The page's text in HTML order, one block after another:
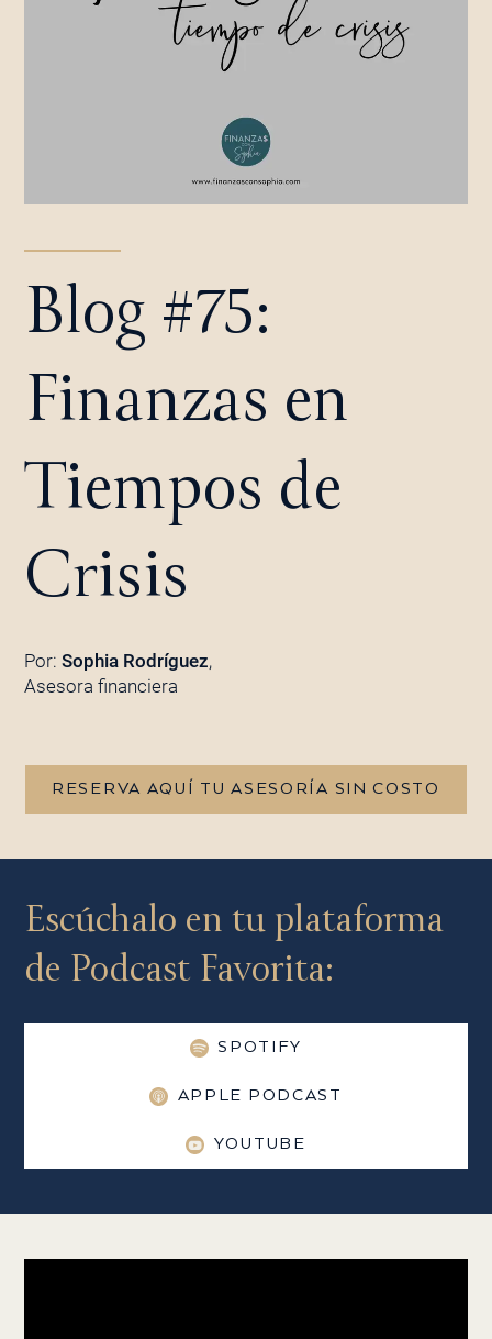
Blog #75:
Finanzas en
Tiempos de
Crisis
Por: Sophia Rodríguez,
Asesora financiera
RESERVA AQUÍ TU ASESORÍA SIN COSTO
Escúchalo en tu plataforma
de Podcast Favorita:
SPOTIFY
APPLE PODCAST
YOUTUBE